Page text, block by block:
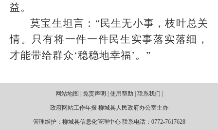
益。
莫宝生坦言：“民生无小事，枝叶总关
情。只有将一件一件民生实事落实落细，
才能带给群众‘稳稳地幸福’。”
网站地图 | 免责声明 | 使用帮助 | 联系我们 |
政府网站工作年报 柳城县人民政府办公室主办
管理维护：柳城县信息化管理中心 联系电话：0772-7617628